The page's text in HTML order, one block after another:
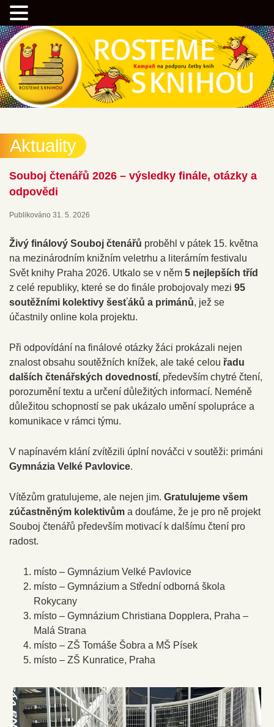
Přejít
k
hlavnímu
obsahu
webu
Rostemesknihou.cz
Kampaň na podporu četby knih
Aktuality
Souboj čtenářů 2026 – výsledky finále, otázky a
odpovědi
Publikováno 31. 5. 2026
Živý finálový Souboj čtenářů proběhl v pátek 15. května
na mezinárodním knižním veletrhu a literárním festivalu
Svět knihy Praha 2026. Utkalo se v něm 5 nejlepších tříd
z celé republiky, které se do finále probojovaly mezi 95
soutěžními kolektivy šesťáků a primánů, jež se
účastnily online kola projektu.
Při odpovídání na finálové otázky žáci prokázali nejen
znalost obsahu soutěžních knížek, ale také celou řadu
dalších čtenářských dovedností, především chytré čtení,
porozumění textu a určení důležitých informací. Neméně
důležitou schopností se pak ukázalo umění spolupráce a
komunikace v rámci týmu.
V napínavém klání zvítězili úplní nováčci v soutěži: primáni
Gymnázia Velké Pavlovice.
Vítězům gratulujeme, ale nejen jim. Gratulujeme všem
zúčastněným kolektivům a doufáme, že je pro ně projekt
Souboj čtenářů především motivací k dalšímu čtení pro
radost.
místo – Gymnázium Velké Pavlovice
místo – Gymnázium a Střední odborná škola
Rokycany
místo – Gymnázium Christiana Dopplera, Praha –
Malá Strana
místo – ZŠ Tomáše Šobra a MŠ Písek
místo – ZŠ Kunratice, Praha